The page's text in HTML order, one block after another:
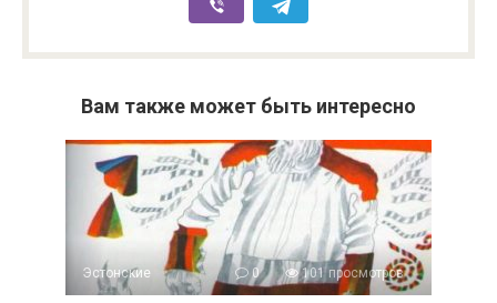
Вам также может быть интересно
Эстонские 0 101 просмотров